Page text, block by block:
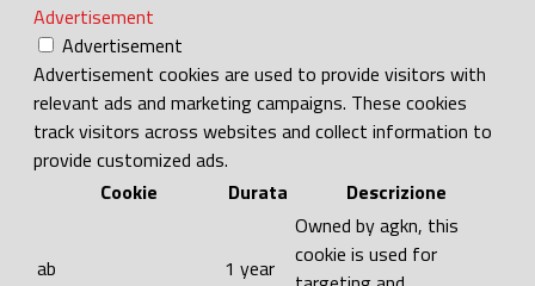
Advertisement
Advertisement
Advertisement cookies are used to provide visitors with
relevant ads and marketing campaigns. These cookies
track visitors across websites and collect information to
provide customized ads.
Cookie
Durata Descrizione
ab 1 year
Owned by agkn, this
cookie is used for